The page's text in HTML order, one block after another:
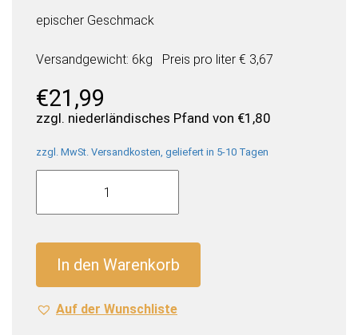
epischer Geschmack
Versandgewicht: 6kg Preis pro liter € 3,67
€21,99
zzgl. niederländisches Pfand von €1,80
zzgl. MwSt. Versandkosten, geliefert in 5-10 Tagen
Ghost
Blue
x
0,5
In den Warenkorb
Auf der Wunschliste